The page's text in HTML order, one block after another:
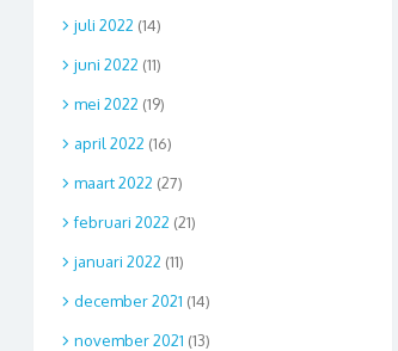
juli 2022 (14)
juni 2022 (11)
mei 2022 (19)
april 2022 (16)
maart 2022 (27)
februari 2022 (21)
januari 2022 (11)
december 2021 (14)
november 2021 (13)